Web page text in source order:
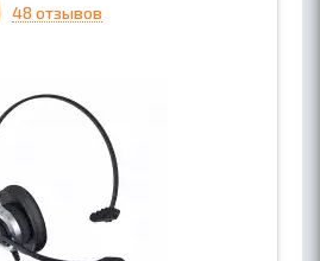
48 отзывов